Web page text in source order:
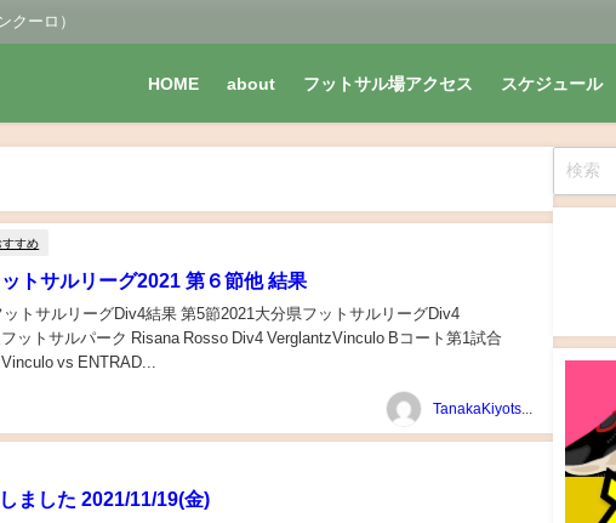
クーロ）
HOME about フットサル場アクセス スケジュール
すすめ
トサルリーグ2021 第６節他 結果
トサルリーグDiv4結果 第5節2021大分県フットサルリーグDiv4
Risana Rosso Div4 VerglantzVinculo Bコート第1試合
vs ENTRAD...
TanakaKiyotsugu
ました 2021/11/19(金)